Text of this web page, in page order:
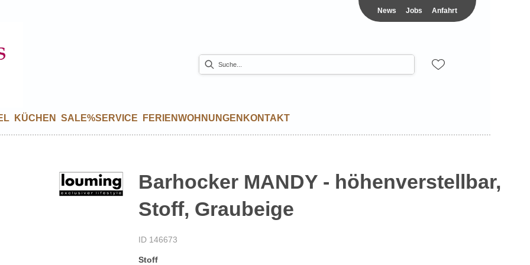
News Jobs Anfahrt
KÜCHEN SALE%SERVICE FERIENWOHNUNGEN KONTAKT
Barhocker MANDY - höhenverstellbar,
Stoff, Graubeige
ID 146673
Stoff